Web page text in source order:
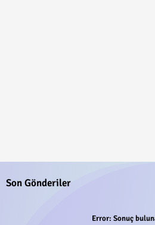
Son Gönderiler
Error: Sonuç